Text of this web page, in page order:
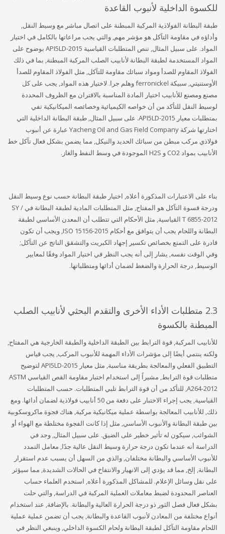
للكسوة الداخلية لأنبوب القاعدة
طبقة البطانة الفولاذية المركبة المبطنة على اتصال مباشر مع وسيط النقل,
وأداؤه في مقاومة التآكل هو مؤشر مهم, والتي يجب مراعاتها بالكامل في اختيار
المواد. على سبيل المثال, تنص المتطلبات القياسية API5LD-2015 بوضوح على
المواد المستخدمة لطبقة البطانة لأنابيب الصلب المركبة المبطنة, بما في ذلك
الفولاذ المقاوم للصدأ ومواد سبائك مقاومة للتآكل, مثل الفولاذ المقاوم للصدأ
الأوستنيتي, سبيكة ferronickel وهلم جرا. لاختيار هذه المواد, يجب على كل
مصنع ومصنع للأنابيب اختيار المادة المناسبة بالاقتران مع الظروف المحددة
لوسيط النقل للتأكد من أن خواصه الكيميائية وخصائصه الميكانيكية تفي
بمتطلبات معيار API5LD-2015. على سبيل المثال, طبقة البطانة الداخلية التي
اختارتها شركة Yacheng Oil and Gas Field Company عبارة عن أنبوب
فولاذي مركب مبطن من سبائك الحديد والنيكل, مما يضمن بشكل فعال تآكل خط
الأنابيب بمواد CO2 و H2S الموجودة في وسط النفط والغاز.
بناء على الاعتبارات المذكورة أعلاه, اختيار طبقة البطانة حسب نوع وسيط النقل
ودرجة قسوة التآكل هو المفتاح, مثل المتطلبات المادية لطبقة البطانة في SY /
T 6855-2012 القياسية, مثل الأحكام التي تتطلب أن المعدن الأساسي لطبقة
البطانة واللحام يجب أن يتوافق مع أحكام ISO 15156-2015, ويجب أن تكون
قادرة على التمتع بخصائص تكسير إجهاد الكبريت والتشقق الناتج عن التآكل;
وفي الوقت نفسه, يشار إلى أنه يجب النظر في اختيار المواد وفقًا لمعايير
الوسيط, درجة الحرارة والضغط لضمان أدائها ومتطلباتها.
2.3 متطلبات الأداء الأخرى والتقدم البحثي لأنابيب الصلب
المبطنة بالكسوة
للأنابيب المركبة, قوة الترابط بين الطبقة الداخلية والطبقة الخارجية هي المفتاح,
ولكنه ينتمي أيضًا إلى مؤشرات الأداء المهمة للأنبوب المركب, يجب قياس
التطبيق الفعلي والمعالجة بطريقة مناسبة, مثل معيار API5LD-2015 لتوضيح
متطلبات قوة الترابط, مشيراً إلى استخدام اختبار مقاومة القص القياسي ASTM
A264-2012, للتأكد من أن قوة الترابط تلبي المتطلبات. حسب المتطلبات
القياسية, يجب إجراء الاختبار على دفعة من 50 أنابيب فولاذية لضمان أدائها. ومع
ذلك, للأنابيب المعالجة بواسطة عملية ميكانيكية مركبة, هناك فجوة ماكروسكوبية
بين طبقة البطانة والأنبوب الأساسي, مثل إذا كانت الفجوة مختلطة مع الهواء أو
الشوائب, سيكون له تأثير خطير على الضيق. على سبيل المثال, وجد في
الدراسة أنه عندما تكون درجة حرارة وسيط النقل عالية جدًا, معامل التمدد
للأنبوب الأساسي والبطانة مختلفان, والذي من السهل أن يسبب عدم استقرار
البطانة, إلخ, مما قد يؤدي إلى الانهيار والانتفاخ في الحالات الشديدة, مما سيؤثر
على نقل وسائل الإعلام. للمشاكل المذكورة أعلاه, استخدم العلماء حساب
العناصر المحدودة لضبط معاملات العملية المركبة في الدراسة, والتي حلت
بشكل فعال فصل الثور ذو درجة الحرارة العالية والبطانة. بالإضافة, عند استخدام
أنواع مختلفة من المعادن لأنبوب القاعدة والبطانة, يجب أن تضمن عملية عملية
اللحام مقاومة التآكل لطبقة البطانة ولحام الكسوة الداخلي, وينبغي النظر في